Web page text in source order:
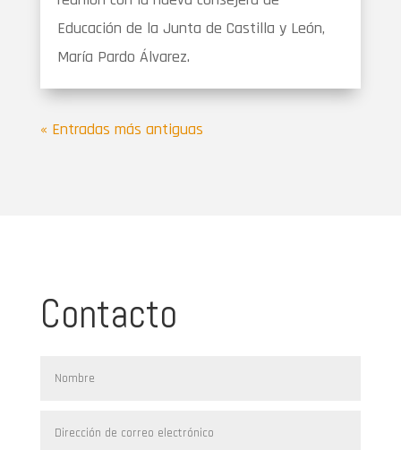
Educación de la Junta de Castilla y León,
María Pardo Álvarez.
« Entradas más antiguas
Contacto